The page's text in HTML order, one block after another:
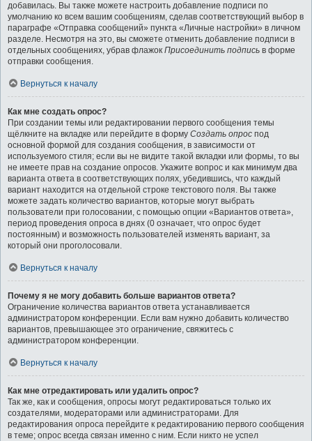
добавилась. Вы также можете настроить добавление подписи по
умолчанию ко всем вашим сообщениям, сделав соответствующий выбор в
параграфе «Отправка сообщений» пункта «Личные настройки» в личном
разделе. Несмотря на это, вы сможете отменить добавление подписи в
отдельных сообщениях, убрав флажок Присоединить подпись в форме
отправки сообщения.
Вернуться к началу
Как мне создать опрос?
При создании темы или редактировании первого сообщения темы
щёлкните на вкладке или перейдите в форму Создать опрос под
основной формой для создания сообщения, в зависимости от
используемого стиля; если вы не видите такой вкладки или формы, то вы
не имеете прав на создание опросов. Укажите вопрос и как минимум два
варианта ответа в соответствующих полях, убедившись, что каждый
вариант находится на отдельной строке текстового поля. Вы также
можете задать количество вариантов, которые могут выбрать
пользователи при голосовании, с помощью опции «Вариантов ответа»,
период проведения опроса в днях (0 означает, что опрос будет
постоянным) и возможность пользователей изменять вариант, за
который они проголосовали.
Вернуться к началу
Почему я не могу добавить больше вариантов ответа?
Ограничение количества вариантов ответа устанавливается
администратором конференции. Если вам нужно добавить количество
вариантов, превышающее это ограничение, свяжитесь с
администратором конференции.
Вернуться к началу
Как мне отредактировать или удалить опрос?
Так же, как и сообщения, опросы могут редактироваться только их
создателями, модераторами или администраторами. Для
редактирования опроса перейдите к редактированию первого сообщения
в теме; опрос всегда связан именно с ним. Если никто не успел